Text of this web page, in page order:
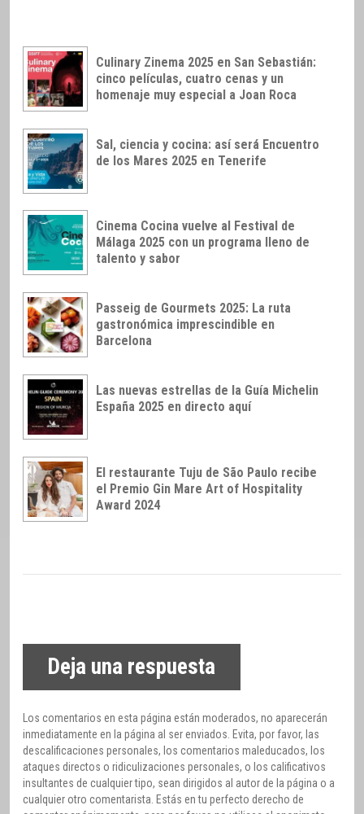
Culinary Zinema 2025 en San Sebastián:
cinco películas, cuatro cenas y un
homenaje muy especial a Joan Roca
Sal, ciencia y cocina: así será Encuentro
de los Mares 2025 en Tenerife
Cinema Cocina vuelve al Festival de
Málaga 2025 con un programa lleno de
talento y sabor
Passeig de Gourmets 2025: La ruta
gastronómica imprescindible en
Barcelona
Las nuevas estrellas de la Guía Michelin
España 2025 en directo aquí
El restaurante Tuju de São Paulo recibe
el Premio Gin Mare Art of Hospitality
Award 2024
Deja una respuesta
Los comentarios en esta página están moderados, no aparecerán
inmediatamente en la página al ser enviados. Evita, por favor, las
descalificaciones personales, los comentarios maleducados, los
ataques directos o ridiculizaciones personales, o los calificativos
insultantes de cualquier tipo, sean dirigidos al autor de la página o a
cualquier otro comentarista. Estás en tu perfecto derecho de